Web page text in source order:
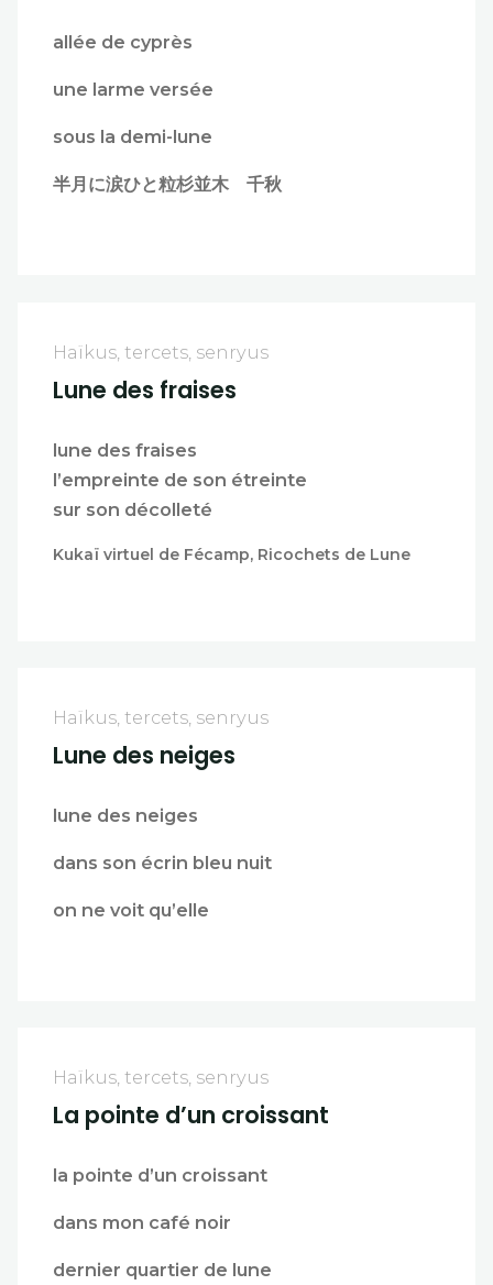
allée de cyprès
une larme versée
sous la demi-lune
半月に涙ひと粒杉並木 千秋
Haïkus, tercets, senryus
Lune des fraises
lune des fraises
l’empreinte de son étreinte
sur son décolleté
Kukaï virtuel de Fécamp, Ricochets de Lune
Haïkus, tercets, senryus
Lune des neiges
lune des neiges
dans son écrin bleu nuit
on ne voit qu’elle
Haïkus, tercets, senryus
La pointe d’un croissant
la pointe d’un croissant
dans mon café noir
dernier quartier de lune